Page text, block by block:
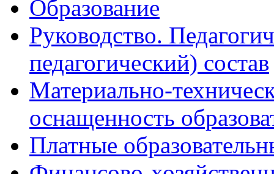
Образование
Руководство.
педагогический) состав
Материально-
оснащенность
Платные